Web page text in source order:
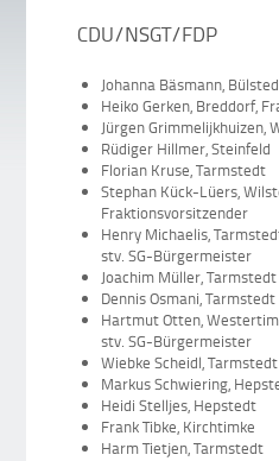
CDU/NSGT/FDP
Johanna Bäsmann,
Heiko Gerken, Breddorf,
Jürgen Grimmelijkhuizen,
Rüdiger Hillmer, Steinfeld
Florian Kruse, Tarmstedt
Stephan Kück-Lüers,
Fraktionsvorsitzender
Henry Michaelis,
stv. SG-Bürgermeister
Joachim Müller, Tarmstedt
Dennis Osmani, Tarmstedt
Hartmut Otten,
stv. SG-Bürgermeister
Wiebke Scheidl, Tarmstedt
Markus Schwiering,
Heidi Stelljes, Hepstedt
Frank Tibke, Kirchtimke
Harm Tietjen, Tarmstedt